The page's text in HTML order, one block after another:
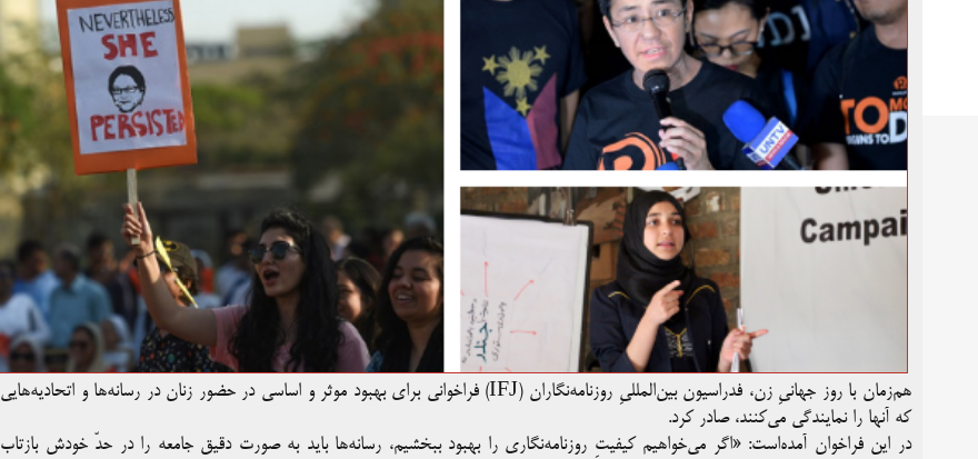
هم‌زمان با روز جهانیِ زن، فدراسیون بین‌المللیِ روزنامه‌نگاران (IFJ) فراخوانی برای بهبود موثر و اساسی در حضور زنان در رسانه‌ها و اتحادیه‌هایی
که آنها را نمایندگی می‌کنند، صادر کرد.
در این فراخوان آمده‌است: «اگر می‌خواهیم کیفیتِ روزنامه‌نگاری را بهبود ببخشیم، رسانه‌ها باید به صورت دقیق جامعه را در حدّ خودش بازتاب